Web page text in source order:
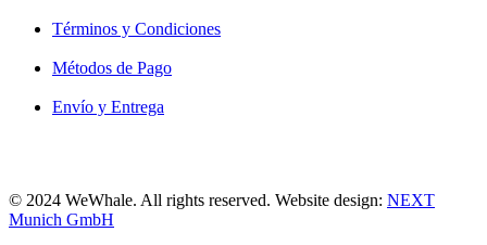
Términos y Condiciones
Métodos de Pago
Envío y Entrega
© 2024 WeWhale. All rights reserved. Website design: NEXT
Munich GmbH